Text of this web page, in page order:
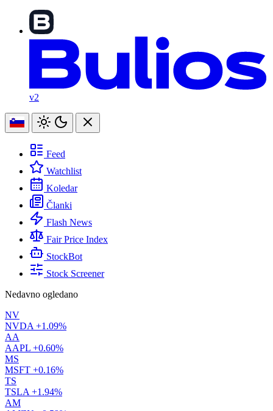
v2
Feed
Watchlist
Koledar
Članki
Flash News
Fair Price Index
StockBot
Stock Screener
Nedavno ogledano
NV
NVDA +1.09%
AA
AAPL +0.60%
MS
MSFT +0.16%
TS
TSLA +1.94%
AM